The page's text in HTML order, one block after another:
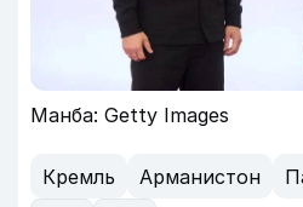
Манба: Getty Images
Кремль Арманистон